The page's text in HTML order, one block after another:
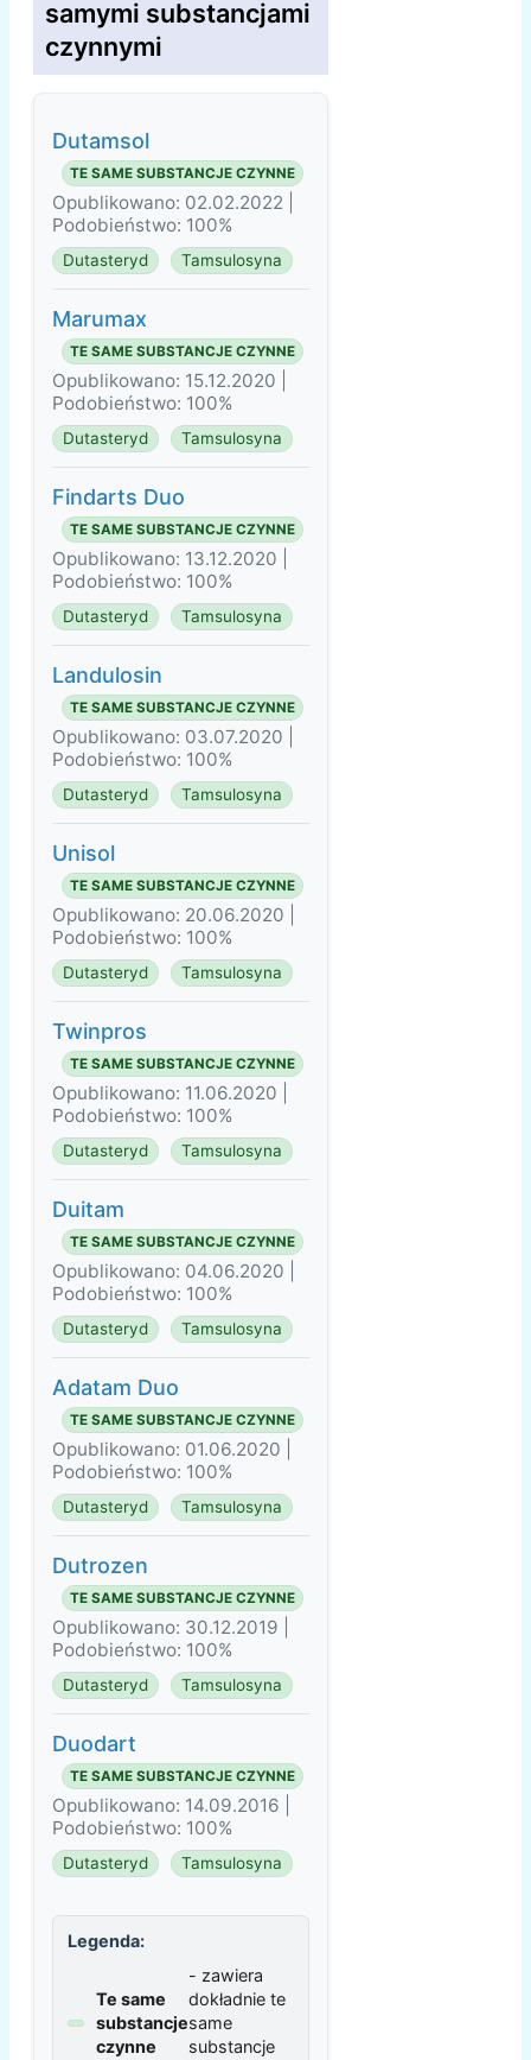
samymi substancjami
czynnymi
Dutamsol
TE SAME SUBSTANCJE CZYNNE
Opublikowano: 02.02.2022 |
Podobieństwo: 100%
Dutasteryd Tamsulosyna
Marumax
TE SAME SUBSTANCJE CZYNNE
Opublikowano: 15.12.2020 |
Podobieństwo: 100%
Dutasteryd Tamsulosyna
Findarts Duo
TE SAME SUBSTANCJE CZYNNE
Opublikowano: 13.12.2020 |
Podobieństwo: 100%
Dutasteryd Tamsulosyna
Landulosin
TE SAME SUBSTANCJE CZYNNE
Opublikowano: 03.07.2020 |
Podobieństwo: 100%
Dutasteryd Tamsulosyna
Unisol
TE SAME SUBSTANCJE CZYNNE
Opublikowano: 20.06.2020 |
Podobieństwo: 100%
Dutasteryd Tamsulosyna
Twinpros
TE SAME SUBSTANCJE CZYNNE
Opublikowano: 11.06.2020 |
Podobieństwo: 100%
Dutasteryd Tamsulosyna
Duitam
TE SAME SUBSTANCJE CZYNNE
Opublikowano: 04.06.2020 |
Podobieństwo: 100%
Dutasteryd Tamsulosyna
Adatam Duo
TE SAME SUBSTANCJE CZYNNE
Opublikowano: 01.06.2020 |
Podobieństwo: 100%
Dutasteryd Tamsulosyna
Dutrozen
TE SAME SUBSTANCJE CZYNNE
Opublikowano: 30.12.2019 |
Podobieństwo: 100%
Dutasteryd Tamsulosyna
Duodart
TE SAME SUBSTANCJE CZYNNE
Opublikowano: 14.09.2016 |
Podobieństwo: 100%
Dutasteryd Tamsulosyna
Legenda:
Te same
substancje
czynne
- zawiera
dokładnie te
same
substancje